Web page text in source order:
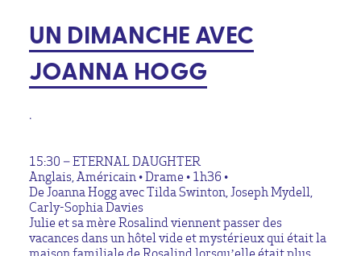
UN DIMANCHE AVEC
JOANNA HOGG
•
15:30 – ETERNAL DAUGHTER
Anglais, Américain • Drame • 1h36 •
De Joanna Hogg avec Tilda Swinton, Joseph Mydell,
Carly-Sophia Davies
Julie et sa mère Rosalind viennent passer des
vacances dans un hôtel vide et mystérieux qui était la